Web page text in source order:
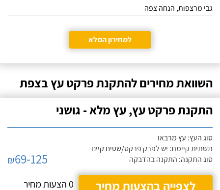
גבי מרצפות, הנחה צפה
למחירון המלא
השוואת מחירים להתקנת פרקט עץ בצפת
התקנת פרקט עץ, עץ מלא - גושני
סוג העץ: עץ מרבאו
תשתית קיימת: יש לפרק פרקט/שטיח קיים
סוג התקנה: התקנה בהדבקה
₪69-125
לצפייה בהצעות מחיר
0 הצעות מחיר